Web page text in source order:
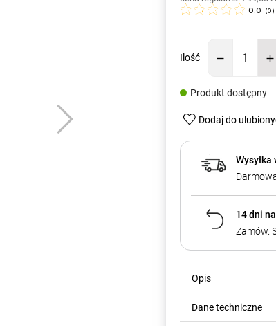
0.0 (0)
Ilość
Produkt dostępny
Dodaj do
Wysyłka
14 dni
Zamów.
Opis
Dane techniczne